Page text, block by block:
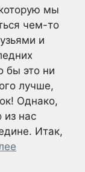
мы
чем-то
и
бы это ни
лучше,
Однако,
из нас
Итак,